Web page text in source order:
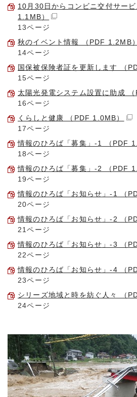
10月30日からコンビニ交付サー
1.1MB）
13ページ
秋のイベント情報 （PDF 1.2MB）
14ページ
国保被保険者証を更新します （
15ページ
太陽光発電システム設置に助成 （
16ページ
くらしと健康 （PDF 1.0MB）
17ページ
情報のひろば「募集」-1 （PDF
18ページ
情報のひろば「募集」-2 （PDF
19ページ
情報のひろば「お知らせ」-1 （
20ページ
情報のひろば「お知らせ」-2 （
21ページ
情報のひろば「お知らせ」-3 （
22ページ
情報のひろば「お知らせ」-4 （
23ページ
シリーズ地域と時を紡ぐ人々 （
24ページ